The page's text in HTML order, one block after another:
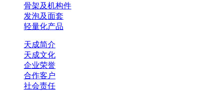
骨架及机构件
发泡及面套
轻量化产品
天成简介
天成文化
企业荣誉
合作客户
社会责任